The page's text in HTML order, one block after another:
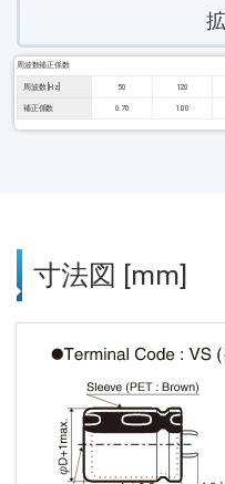
周波数補正係数
周波数 [Hz] 50 120
補正係数 0.70 1.00
寸法図 [mm]